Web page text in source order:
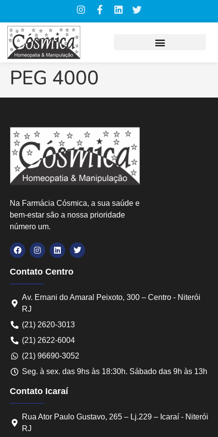
PEG 4000
Na Farmácia Cósmica, a sua saúde e
bem-estar são a nossa prioridade
número um.
Contato Centro
Av. Ernani do Amaral Peixoto, 300 – Centro - Niterói
RJ
(21) 2620-3013
(21) 2622-6004
(21) 96690-3052
Seg. à sex. das 9hs às 18:30h. Sábado das 9h às 13h
Contato Icaraí
Rua Ator Paulo Gustavo, 265 – Lj.229 – Icaraí - Niterói
RJ